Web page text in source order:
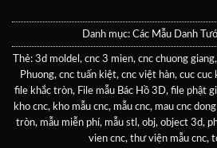
Danh mục: Các Mẫu Danh
Thẻ: 3d moldel , cnc 3 mien, cnc chuong giang,
Phuong, cnc tuấn kiệt, cnc việt hàn, cuc cuc
file khắc tròn, File mẫu Bác Hồ 3D, file phật
kho cnc, kho mẫu cnc, mẫu cnc, mau cnc
tròn, mẫu miễn phí, mẫu stl , obj, object 3d,
vien cnc, thư viện mẫu cnc,